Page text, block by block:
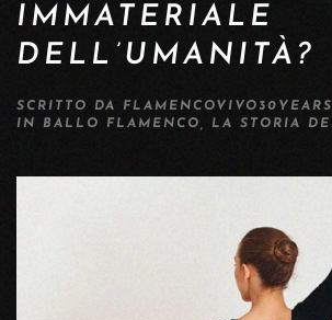
IMMATERIALE
DELL’UMANITÀ?
SCRITTO DA FLAMENCOVIVO30YEARS
IN BALLO FLAMENCO LA STORIA